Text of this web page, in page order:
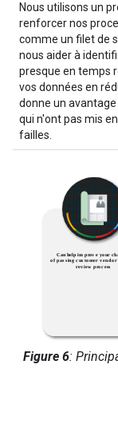
Nous utilisons un
renforcer nos
comme un filet de
nous aider à
presque en temps
vos données en
donne un
qui n'ont pas mis
failles.
Figure 6: